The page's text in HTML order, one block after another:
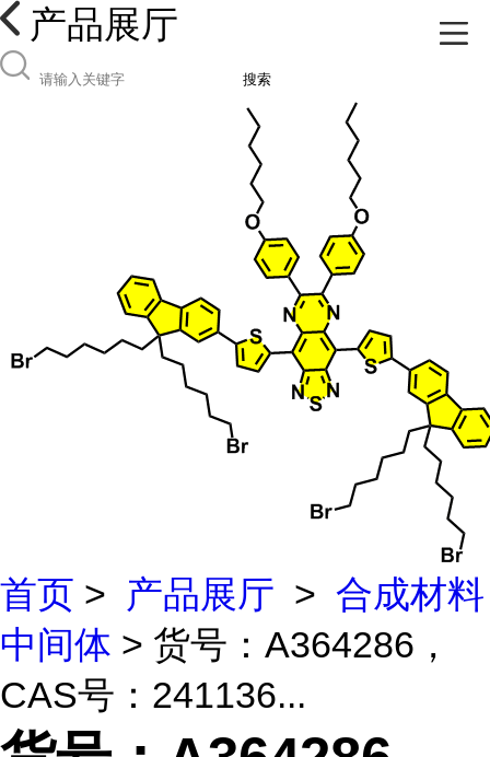
产品展厅
搜索
首页 > 产品展厅 > 合成材料
中间体 > 货号：A364286，
CAS号：241136...